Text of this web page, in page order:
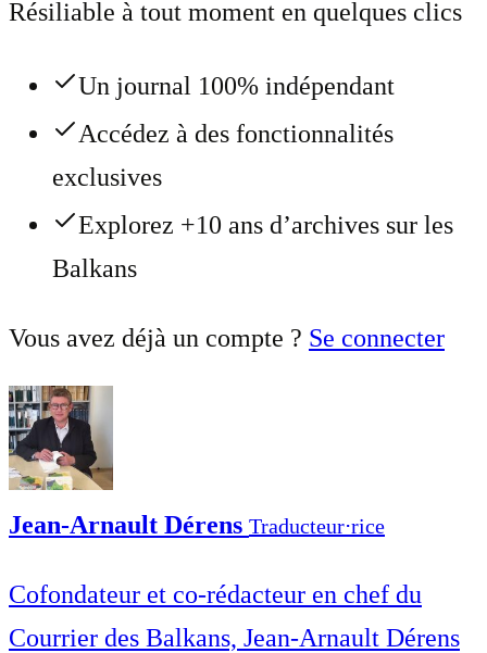
Résiliable à tout moment en quelques clics
Un journal 100% indépendant
Accédez à des fonctionnalités
exclusives
Explorez +10 ans d’archives sur les
Balkans
Vous avez déjà un compte ? Se connecter
Jean-Arnault Dérens Traducteur⋅rice
Cofondateur et co-rédacteur en chef du
Courrier des Balkans, Jean-Arnault Dérens